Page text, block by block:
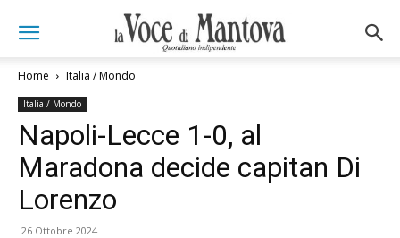
Home Italia / Mondo
Italia / Mondo
Napoli-Lecce 1-0, al
Maradona decide capitan Di
Lorenzo
26 Ottobre 2024